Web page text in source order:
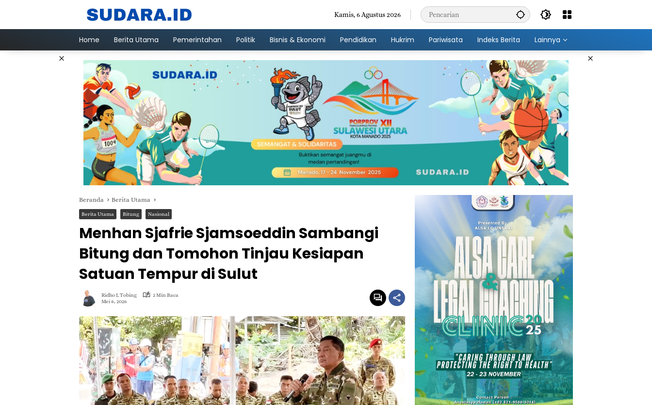
Kamis, 6 Agustus 2026
Home Berita Utama Pemerintahan Politik Bisnis & Ekonomi Pendidikan Hukrim Pariwisata Indeks Berita Lainnya
× ×
Beranda Berita Utama
Berita Utama Bitung Nasional
Menhan Sjafrie Sjamsoeddin Sambangi
Bitung dan Tomohon Tinjau Kesiapan
Satuan Tempur di Sulut
Ridho L Tobing
2 Min Baca
Mei 8, 2026